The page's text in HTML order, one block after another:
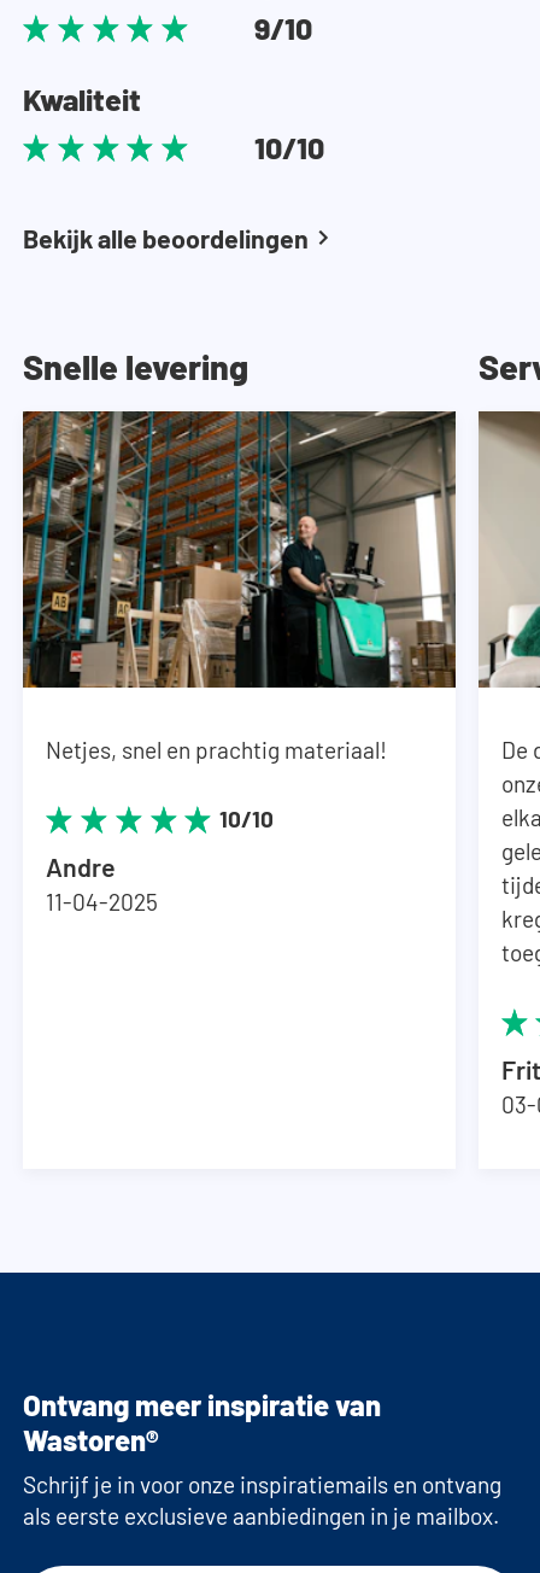
9/10
Kwaliteit
10/10
Bekijk alle beoordelingen
Snelle levering
Netjes, snel en prachtig materiaal!
10/10
Andre
11-04-2025
De
Ontvang meer inspiratie van
Wastoren®
Schrijf je in voor onze inspiratiemails en ontvang
als eerste exclusieve aanbiedingen in je mailbox.